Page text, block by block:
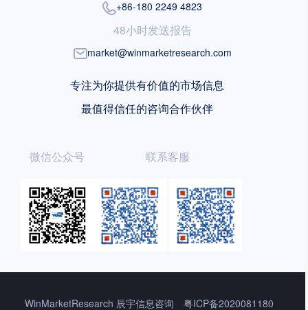
+86-180 2249 4823
48小时发送报告
market@winmarketresearch.com
专注为你提供有价值的市场信息
最值得信任的咨询合作伙伴
微信公众号 联系客服
WinMarketResearch 辰宇信息咨询 粤ICP备2020081180